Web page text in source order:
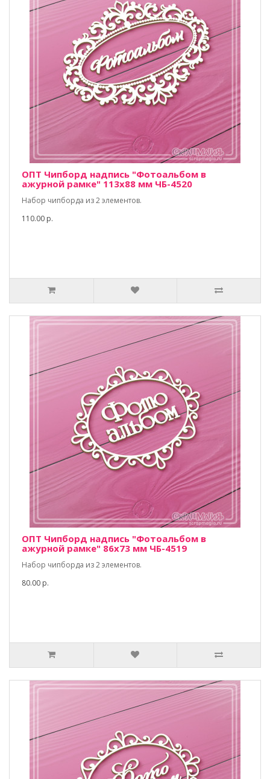
ОПТ Чипборд надпись "Фотоальбом в
ажурной рамке" 113х88 мм ЧБ-4520
Набор чипборда из 2 элементов.
110.00 р.
ОПТ Чипборд надпись "Фотоальбом в
ажурной рамке" 86х73 мм ЧБ-4519
Набор чипборда из 2 элементов.
80.00 р.